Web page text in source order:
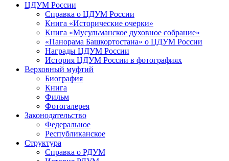
ЦДУМ России
Справка о ЦДУМ России
Книга «Исторические очерки»
Книга «Мусульманское духовное собрание»
«Панорама Башкортостана» о ЦДУМ России
Награды ЦДУМ России
История ЦДУМ России в фотографиях
Верховный муфтий
Биография
Книга
Фильм
Фотогалерея
Законодательство
Федеральное
Республиканское
Структура
Справка о РДУМ